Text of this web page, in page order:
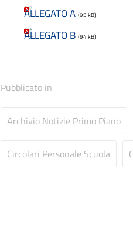
ALLEGATO A (95 kB)
ALLEGATO B (94 kB)
Pubblicato in
Archivio Notizie Primo Piano
Circolari Personale Scuola